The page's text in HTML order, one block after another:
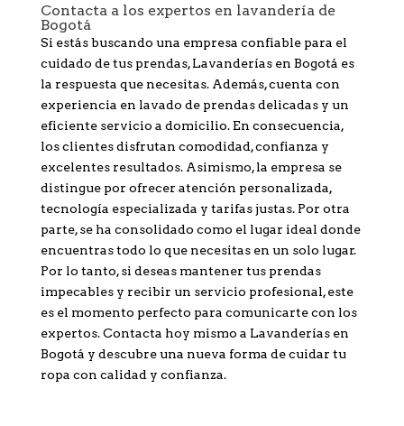
Contacta a los expertos en lavandería de
Bogotá
Si estás buscando una empresa confiable para el
cuidado de tus prendas, Lavanderías en Bogotá es
la respuesta que necesitas. Además, cuenta con
experiencia en lavado de prendas delicadas y un
eficiente servicio a domicilio. En consecuencia,
los clientes disfrutan comodidad, confianza y
excelentes resultados. Asimismo, la empresa se
distingue por ofrecer atención personalizada,
tecnología especializada y tarifas justas. Por otra
parte, se ha consolidado como el lugar ideal donde
encuentras todo lo que necesitas en un solo lugar.
Por lo tanto, si deseas mantener tus prendas
impecables y recibir un servicio profesional, este
es el momento perfecto para comunicarte con los
expertos. Contacta hoy mismo a Lavanderías en
Bogotá y descubre una nueva forma de cuidar tu
ropa con calidad y confianza.